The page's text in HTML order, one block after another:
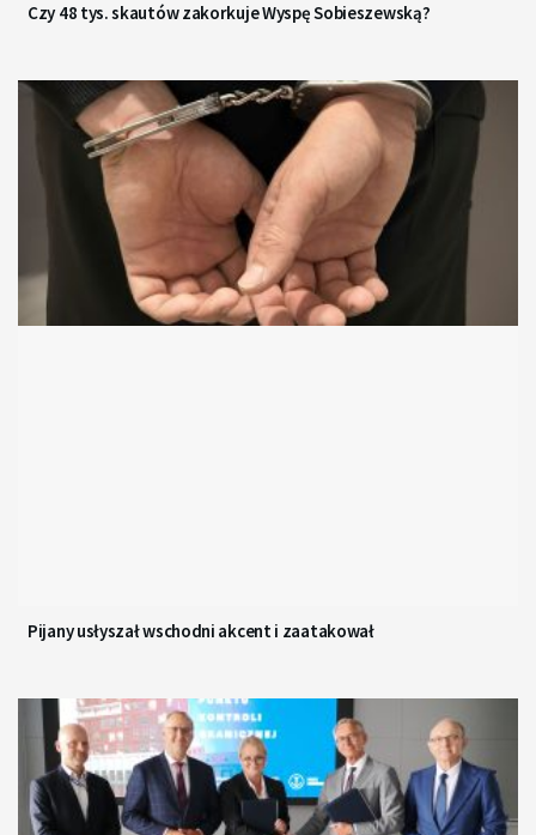
Czy 48 tys. skautów zakorkuje Wyspę Sobieszewską?
Pijany usłyszał wschodni akcent i zaatakował